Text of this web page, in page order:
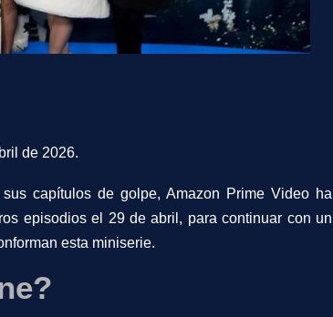
de 2026.
capítulos de golpe, Amazon Prime Video ha
episodios el 29 de abril, para continuar con un
esta miniserie.